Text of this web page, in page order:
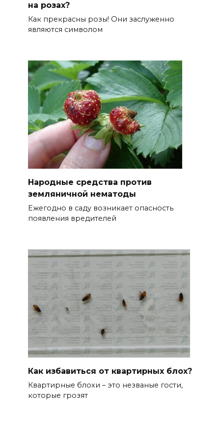
на розах?
Как прекрасны розы! Они заслуженно
являются символом
Народные средства против
земляничной нематоды
Ежегодно в саду возникает опасность
появления вредителей
Как избавиться от квартирных блох?
Квартирные блохи – это незваные гости,
которые грозят